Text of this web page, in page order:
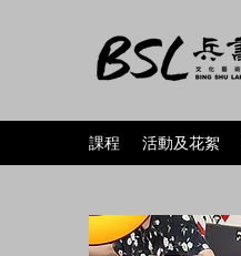
課程 活動及花絮